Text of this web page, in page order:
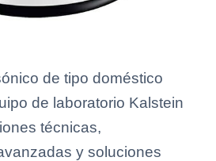
de tipo doméstico
de laboratorio Kalstein
técnicas,
y soluciones